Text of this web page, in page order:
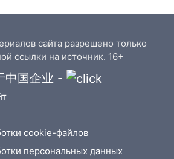
сайта разрешено только
ссылки на источник. 16+
中国企业 -
cookie-файлов
персональных данных